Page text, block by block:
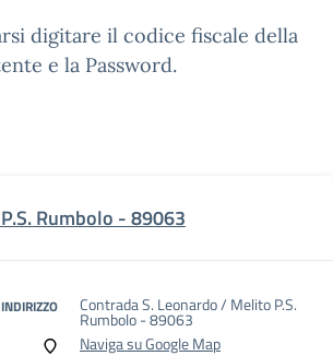
digitare il codice fiscale della
e la Password.
Rumbolo - 89063
INDIRIZZO Contrada S. Leonardo / Melito P.S.
Rumbolo - 89063
Naviga su Google Map